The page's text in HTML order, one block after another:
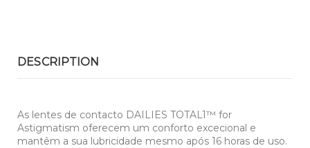
DESCRIPTION
As lentes de contacto DAILIES TOTAL1™ for
Astigmatism oferecem um conforto excecional e
mantêm a sua lubricidade mesmo após 16 horas de uso.